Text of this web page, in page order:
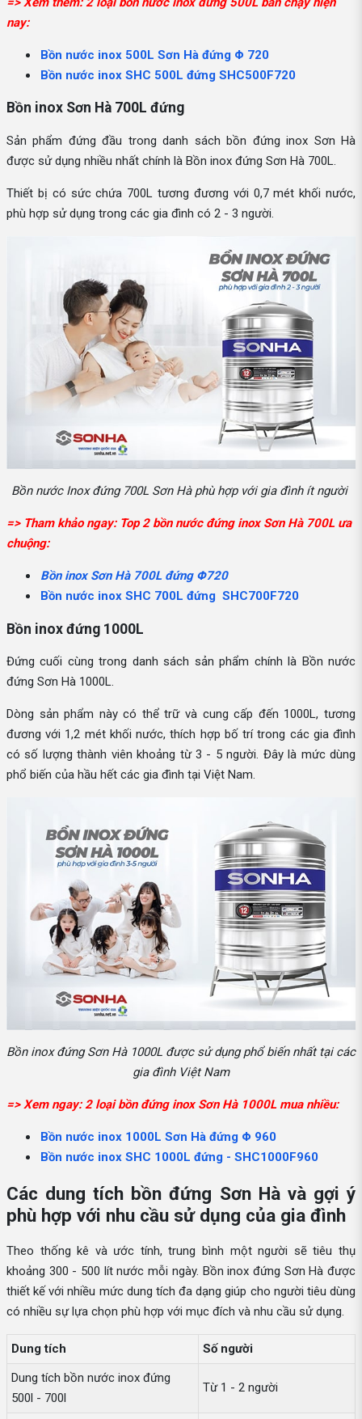
nay:
Bồn nước inox 500L Sơn Hà đứng Φ 720
Bồn nước inox SHC 500L đứng SHC500F720
Bồn inox Sơn Hà 700L đứng
Sản phẩm đứng đầu trong danh sách bồn đứng inox Sơn Hà
được sử dụng nhiều nhất chính là Bồn inox đứng Sơn Hà 700L.
Thiết bị có sức chứa 700L tương đương với 0,7 mét khối nước,
phù hợp sử dụng trong các gia đình có 2 - 3 người.
Bồn nước Inox đứng 700L Sơn Hà phù hợp với gia đình ít người
=> Tham khảo ngay: Top 2 bồn nước đứng inox Sơn Hà 700L ưa
chuộng:
Bồn inox Sơn Hà 700L đứng Φ720
Bồn nước inox SHC 700L đứng SHC700F720
Bồn inox đứng 1000L
Đứng cuối cùng trong danh sách sản phẩm chính là Bồn nước
đứng Sơn Hà 1000L.
Dòng sản phẩm này có thể trữ và cung cấp đến 1000L, tương
đương với 1,2 mét khối nước, thích hợp bố trí trong các gia đình
có số lượng thành viên khoảng từ 3 - 5 người. Đây là mức dùng
phổ biến của hầu hết các gia đình tại Việt Nam.
Bồn inox đứng Sơn Hà 1000L được sử dụng phổ biến nhất tại các
gia đình Việt Nam
=> Xem ngay: 2 loại bồn đứng inox Sơn Hà 1000L mua nhiều:
Bồn nước inox 1000L Sơn Hà đứng Φ 960
Bồn nước inox SHC 1000L đứng - SHC1000F960
Các dung tích bồn đứng Sơn Hà và gợi ý
phù hợp với nhu cầu sử dụng của gia đình
Theo thống kê và ước tính, trung bình một người sẽ tiêu thụ
khoảng 300 - 500 lít nước mỗi ngày. Bồn inox đứng Sơn Hà được
thiết kế với nhiều mức dung tích đa dạng giúp cho người tiêu dùng
có nhiều sự lựa chọn phù hợp với mục đích và nhu cầu sử dụng.
Dung tích
Số người
Dung tích bồn nước inox đứng
500l - 700l
Từ 1 - 2 người